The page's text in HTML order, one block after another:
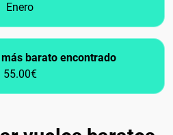
Enero
barato encontrado
55.00€